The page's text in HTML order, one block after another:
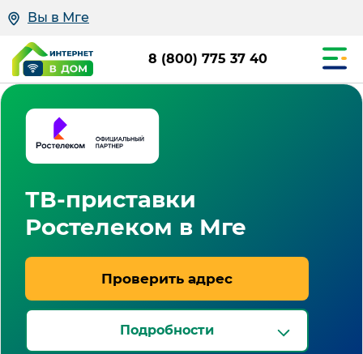
Вы в Мге
8 (800) 775 37 40
ТВ-приставки
Ростелеком в Мге
Проверить адрес
Подробности